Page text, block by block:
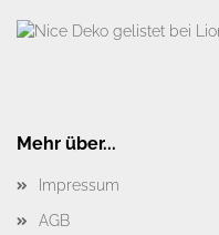
Mehr über...
Impressum
AGB